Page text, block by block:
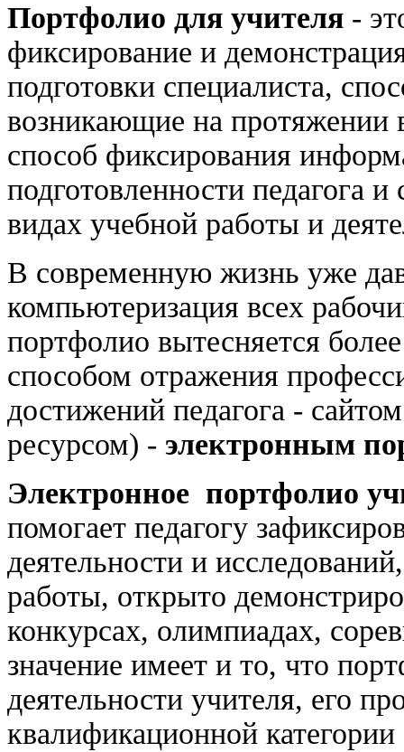
Портфолио для учителя -
фиксирование и
подготовки специалиста,
возникающие на протяжении
способ фиксирования
подготовленности педагога
видах учебной работы и
В современную жизнь уже
компьютеризация всех
портфолио вытесняется
способом отражения
достижений педагога -
ресурсом) - электронным
Электронное портфолио
помогает педагогу
деятельности и
работы, открыто
конкурсах, олимпиадах,
значение имеет и то, что
деятельности учителя, его
квалификационной